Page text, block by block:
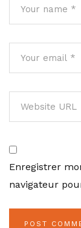
Enregistrer
navigateur